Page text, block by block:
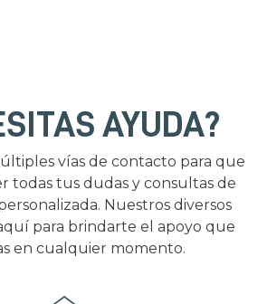
AYUDA?
vías de contacto para que
todas tus dudas y consultas de
Nuestros diversos
para brindarte el apoyo que
en cualquier momento.